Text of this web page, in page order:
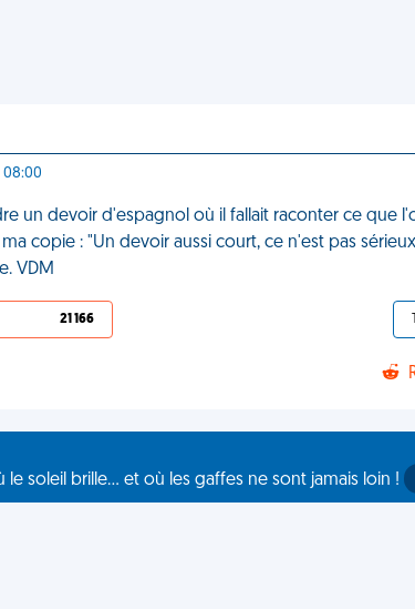
08:00
un devoir d'espagnol où il fallait raconter ce que
copie : "Un devoir aussi court, ce n'est pas
VDM
21 166
le soleil brille... et où les gaffes ne sont jamais loin !